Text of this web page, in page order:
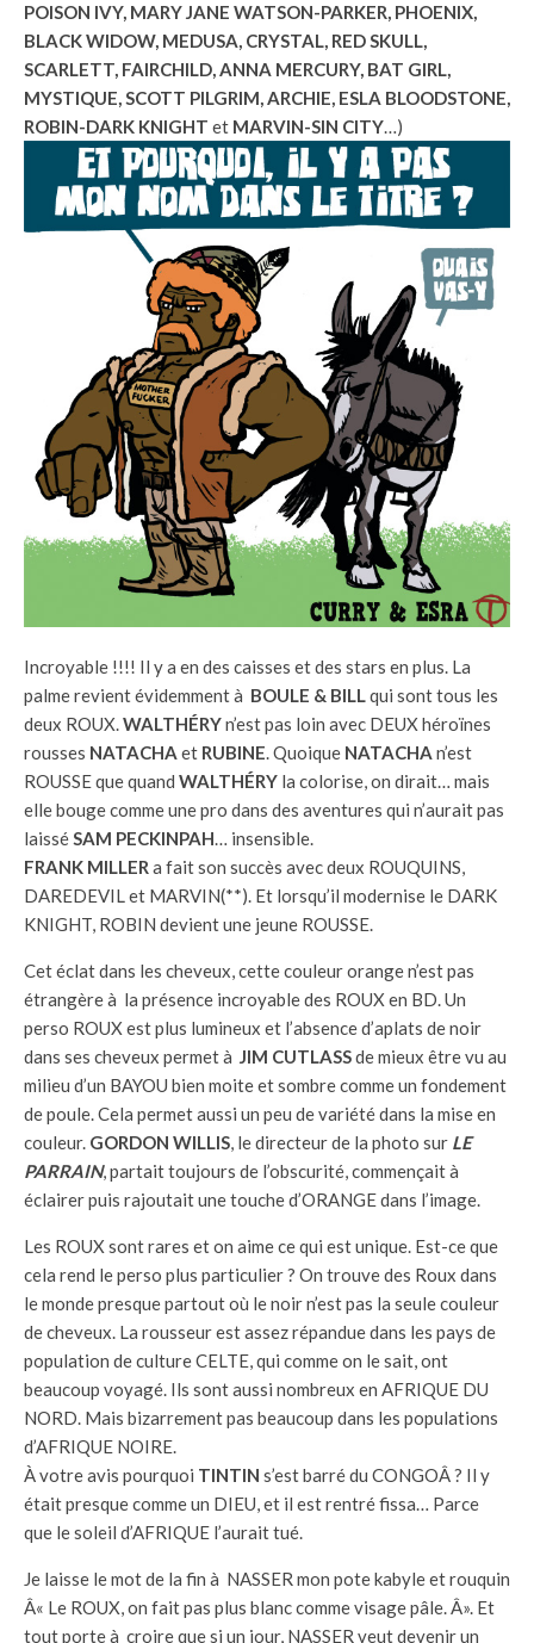
POISON IVY, MARY JANE WATSON-PARKER, PHOENIX,
BLACK WIDOW, MEDUSA, CRYSTAL, RED SKULL,
SCARLETT, FAIRCHILD, ANNA MERCURY, BAT GIRL,
MYSTIQUE, SCOTT PILGRIM, ARCHIE, ESLA BLOODSTONE,
ROBIN-DARK KNIGHT et MARVIN-SIN CITY…)
Incroyable !!!! Il y a en des caisses et des stars en plus. La
palme revient évidemment à BOULE & BILLqui sont tous les
deux ROUX.WALTHÉRYn’est pas loin avec DEUX héroïnes
rousses NATACHA et RUBINE. Quoique NATACHA n’est
ROUSSE que quand WALTHÉRY la colorise, on dirait… mais
elle bouge comme une pro dans des aventures qui n’aurait pas
laisséSAM PECKINPAH… insensible.
FRANK MILLER a fait son succès avec deux ROUQUINS,
DAREDEVIL et MARVIN(**). Et lorsqu’il modernise le DARK
KNIGHT, ROBIN devient une jeune ROUSSE.
Cet éclat dans les cheveux, cette couleur orange n’est pas
étrangère à la présence incroyable des ROUX en BD. Un
perso ROUX est plus lumineux et l’absence d’aplats de noir
dans ses cheveux permet à JIM CUTLASSde mieux être vu au
milieu d’un BAYOU bien moite et sombre comme un fondement
de poule. Cela permet aussi un peu de variété dans la mise en
couleur. GORDON WILLIS, le directeur de la photo sur LE
PARRAIN, partait toujours de l’obscurité, commençait à
éclairer puis rajoutait une touche d’ORANGE dans l’image.
Les ROUX sont rares et on aime ce qui est unique. Est-ce que
cela rend le perso plus particulier ? On trouve des Roux dans
le monde presque partout où le noir n’est pas la seule couleur
de cheveux. La rousseur est assez répandue dans les pays de
population de culture CELTE, qui comme on le sait, ont
beaucoup voyagé. Ils sont aussi nombreux en AFRIQUE DU
NORD. Mais bizarrement pas beaucoup dans les populations
d’AFRIQUE NOIRE.
À votre avis pourquoi TINTIN s’est barré du CONGOÂ ? Il y
était presque comme un DIEU, et il est rentré fissa… Parce
que le soleil d’AFRIQUE l’aurait tué.
Je laisse le mot de la fin à NASSER mon pote kabyle et rouquin
Â« Le ROUX, on fait pas plus blanc comme visage pâle. Â». Et
tout porte à croire que si un jour, NASSER veut devenir un